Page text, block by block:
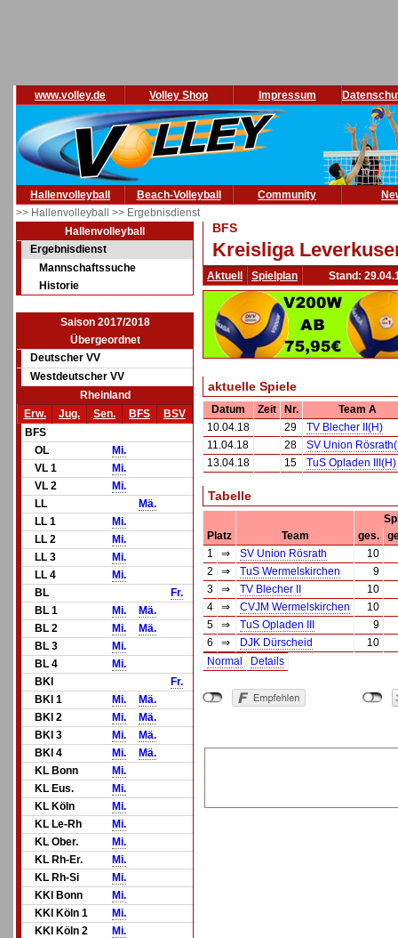
www.volley.de Volley Shop Impressum
Hallenvolleyball Beach-Volleyball Community
>> Hallenvolleyball >> Ergebnisdienst
Hallenvolleyball
Ergebnisdienst
Mannschaftssuche
Historie
Saison 2017/2018
Übergeordnet
Deutscher VV
Westdeutscher VV
Rheinland
Erw.
Jug. Sen. BFS
BSV
BFS
OL
Mi.
VL 1
Mi.
VL 2
Mi.
LL
Mä.
LL 1
Mi.
LL 2
Mi.
LL 3
Mi.
LL 4
Mi.
BL
Fr.
BL 1
Mi.
Mä.
BL 2
Mi.
Mä.
BL 3
Mi.
BL 4
Mi.
BKl
Fr.
BKl 1
Mi.
Mä.
BKl 2
Mi.
Mä.
BKl 3
Mi.
Mä.
BKl 4
Mi.
Mä.
KL Bonn
Mi.
KL Eus.
Mi.
KL Köln
Mi.
KL Le-Rh
Mi.
KL Ober.
Mi.
KL Rh-Er.
Mi.
KL Rh-Si
Mi.
KKl Bonn
Mi.
KKl Köln 1
Mi.
KKl Köln 2
Mi.
BFS
Kreisliga
Aktuell Spielplan Stand:
aktuelle Spiele
Datum Zeit Nr.
Team A
10.04.18
29
TV Blecher II(H)
11.04.18
28
SV Union
13.04.18
15 TuS Opladen III(H)
Tabelle
Platz
Team ges.
1
⇒ SV Union Rösrath
10
2
⇒ TuS Wermelskirchen
9
3
⇒ TV Blecher II
10
4
⇒ CVJM Wermelskirchen
10
5
⇒ TuS Opladen III
9
6
⇒ DJK Dürscheid
10
Normal
Details